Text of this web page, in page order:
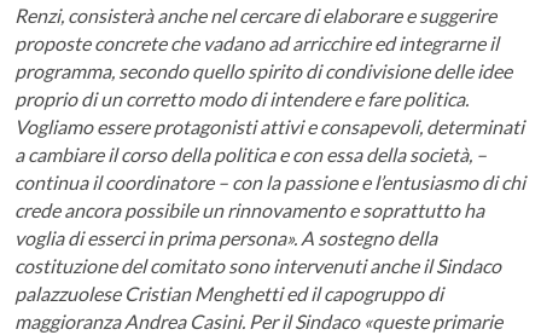
Renzi, consisterà anche nel cercare di elaborare e suggerire
proposte concrete che vadano ad arricchire ed integrarne il
programma, secondo quello spirito di condivisione delle idee
proprio di un corretto modo di intendere e fare politica.
Vogliamo essere protagonisti attivi e consapevoli, determinati
a cambiare il corso della politica e con essa della società, –
continua il coordinatore – con la passione e l’entusiasmo di chi
crede ancora possibile un rinnovamento e soprattutto ha
voglia di esserci in prima persona». A sostegno della
costituzione del comitato sono intervenuti anche il Sindaco
palazzuolese Cristian Menghetti ed il capogruppo di
maggioranza Andrea Casini. Per il Sindaco «queste primarie